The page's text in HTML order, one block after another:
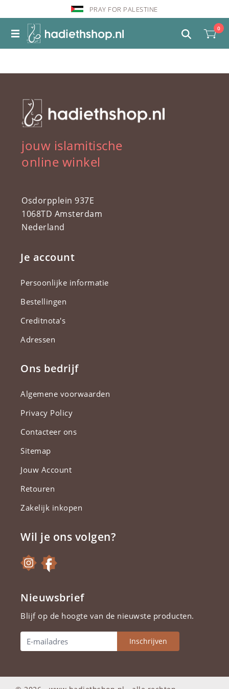
PRAY FOR PALESTINE
0
jouw islamitische
online winkel
Osdorpplein 937E
1068TD Amsterdam
Nederland
Je account
Persoonlijke informatie
Bestellingen
Creditnota's
Adressen
Ons bedrijf
Algemene voorwaarden
Privacy Policy
Contacteer ons
Sitemap
Jouw Account
Retouren
Zakelijk inkopen
Wil je ons volgen?
Nieuwsbrief
Blijf op de hoogte van de nieuwste producten.
Inschrijven